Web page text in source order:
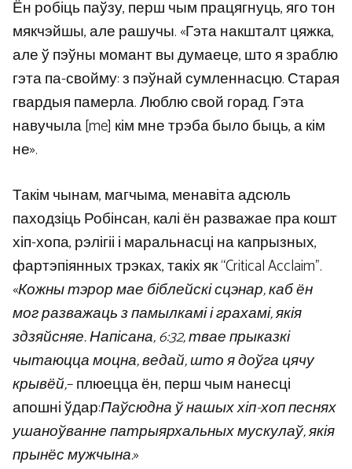
Ён робіць паўзу, перш чым працягнуць, яго тон
мякчэйшы, але рашучы. «Гэта накшталт цяжка,
але ў пэўны момант вы думаеце, што я зраблю
гэта па-свойму: з пэўнай сумленнасцю. Старая
гвардыя памерла. Люблю свой горад. Гэта
навучыла [me] кім мне трэба было быць, а кім
не».
Такім чынам, магчыма, менавіта адсюль
паходзіць Робінсан, калі ён разважае пра кошт
хіп-хопа, рэлігіі і маральнасці на капрызных,
фартэпіянных трэках, такіх як “Critical Acclaim”.
«Кожны тэрор мае біблейскі сцэнар, каб ён
мог разважаць з памылкамі і грахамі, якія
здзяйсняе. Напісана, 6:32, твае прыказкі
чытаюцца моцна, ведай, што я доўга цячу
крывёй,– плюецца ён, перш чым нанесці
апошні ўдар:Паўсюдна ў нашых хіп-хоп песнях
ушаноўванне патрыярхальных мускулаў, якія
прынёс мужчына.»